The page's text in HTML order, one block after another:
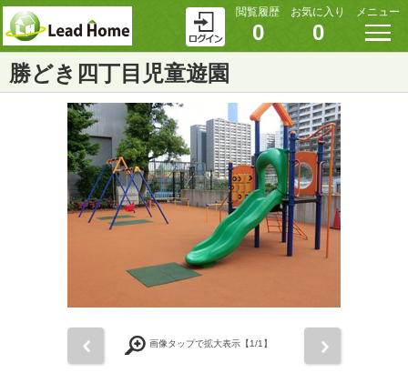
閲覧履歴
0
お気に入り
0
メニュー
勝どき四丁目児童遊園
画像タップで拡大表示【1/1】